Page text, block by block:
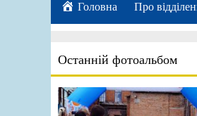
Головна Про
Останній фотоальбом